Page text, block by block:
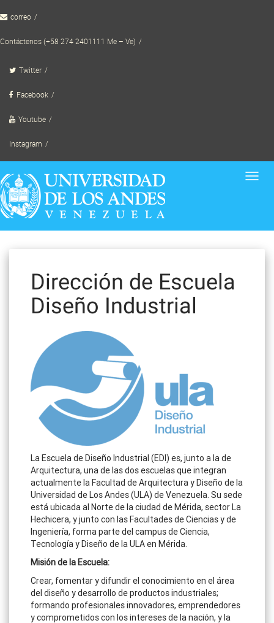
to correo
Contáctenos (+58 274 2401111 Me – Ve)
Twitter
Facebook
Youtube
Instagram
Dirección de Escuela
Diseño Industrial
La Escuela de Diseño Industrial (EDI) es, junto a la de
Arquitectura, una de las dos escuelas que integran
actualmente la Facultad de Arquitectura y Diseño de la
Universidad de Los Andes (ULA) de Venezuela. Su sede
está ubicada al Norte de la ciudad de Mérida, sector La
Hechicera, y junto con las Facultades de Ciencias y de
Ingeniería, forma parte del campus de Ciencia,
Tecnología y Diseño de la ULA en Mérida.
Misión de la Escuela:
Crear, fomentar y difundir el conocimiento en el área
del diseño y desarrollo de productos industriales;
formando profesionales innovadores, emprendedores
y comprometidos con los intereses de la nación, y la